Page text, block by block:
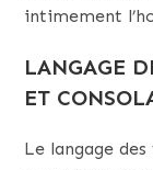
intimement
LANGAGE
ET
Le langage